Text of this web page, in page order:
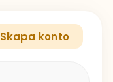
Skapa konto